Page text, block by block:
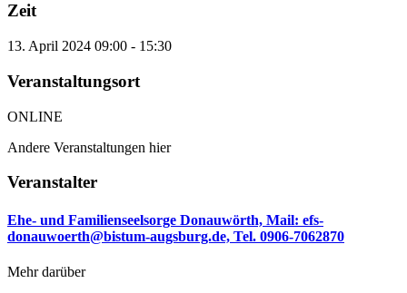
Zeit
13. April 2024 09:00 - 15:30
Veranstaltungsort
ONLINE
Andere Veranstaltungen hier
Veranstalter
Ehe- und Familienseelsorge Donauwörth, Mail: efs-
donauwoerth@bistum-augsburg.de, Tel. 0906-7062870
Mehr darüber